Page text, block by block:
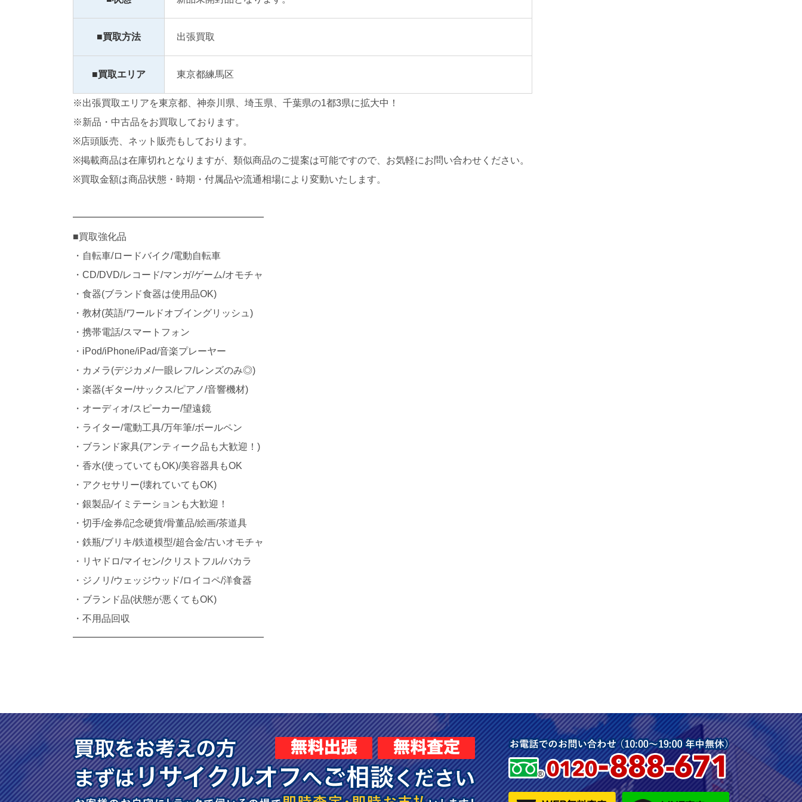
■買取方法 出張買取
■買取エリア 東京都練馬区
※出張買取エリアを東京都、神奈川県、埼玉県、千葉県の1都3県に拡大中！
※新品・中古品をお買取しております。
※店頭販売、ネット販売もしております。
※掲載商品は在庫切れとなりますが、類似商品のご提案は可能ですので、お気軽にお問い合わせください。
※買取金額は商品状態・時期・付属品や流通相場により変動いたします。
━━━━━━━━━━━━━━━━━━━━
■買取強化品
・自転車/ロードバイク/電動自転車
・CD/DVD/レコード/マンガ/ゲーム/オモチャ
・食器(ブランド食器は使用品OK)
・教材(英語/ワールドオブイングリッシュ)
・携帯電話/スマートフォン
・iPod/iPhone/iPad/音楽プレーヤー
・カメラ(デジカメ/一眼レフ/レンズのみ◎)
・楽器(ギター/サックス/ピアノ/音響機材)
・オーディオ/スピーカー/望遠鏡
・ライター/電動工具/万年筆/ボールペン
・ブランド家具(アンティーク品も大歓迎！)
・香水(使っていてもOK)/美容器具もOK
・アクセサリー(壊れていてもOK)
・銀製品/イミテーションも大歓迎！
・切手/金券/記念硬貨/骨董品/絵画/茶道具
・鉄瓶/ブリキ/鉄道模型/超合金/古いオモチャ
・リヤドロ/マイセン/クリストフル/バカラ
・ジノリ/ウェッジウッド/ロイコペ/洋食器
・ブランド品(状態が悪くてもOK)
・不用品回収
━━━━━━━━━━━━━━━━━━━━